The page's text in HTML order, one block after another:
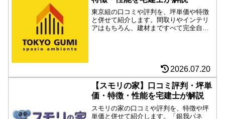
東京組の口コミや評判を、坪単価や特徴
と併せて紹介します。間取りやインテリ
アはもちろん、建材まですべて完全自由
2026.07.20
【スモリの家】口コミ評判・坪単
価・特徴・性能を宅建士が解説
スモリの家の口コミや評判を、特徴や坪
単価と併せて紹介します。「銀我パネ